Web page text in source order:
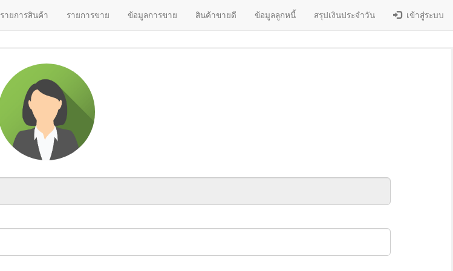
รายการสินค้า รายการขาย ข้อมูลการขาย สินค้าขายดี ข้อมูลลูกหนี้ สรุปเงินประจำวัน เข้าสู่ระบบ